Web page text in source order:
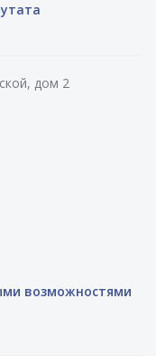
дом 2
возможностями